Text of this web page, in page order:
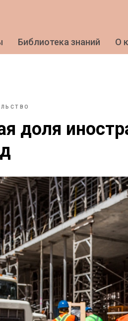
Библиотека знаний О
доля